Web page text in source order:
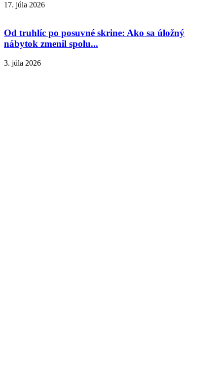
17. júla 2026
Od truhlíc po posuvné skrine: Ako sa úložný
nábytok zmenil spolu...
3. júla 2026